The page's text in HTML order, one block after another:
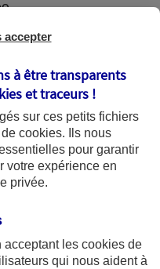
de l’Arche –
de contrôle
(ACPR) : - 4
- 75436
procédures de
et les
France Vie sont
accepter
à être transparents
et traceurs !
sur ces petits fichiers
cookies. Ils nous
pour garantir
votre expérience en
privée.
acceptant les cookies de
qui nous aident à